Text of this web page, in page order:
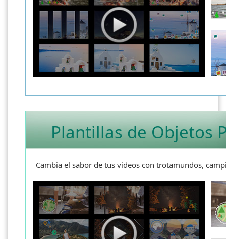
Plantillas de Objetos
Cambia el sabor de tus videos con trotamundos,